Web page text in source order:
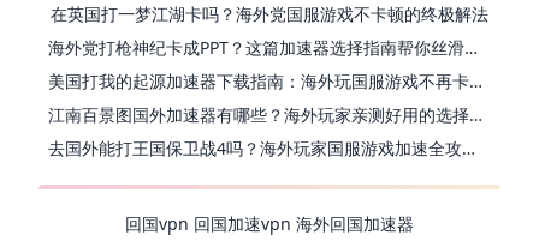
在英国打一梦江湖卡吗？海外党国服游戏不卡顿的终极解法
海外党打枪神纪卡成PPT？这篇加速器选择指南帮你丝滑上分
美国打我的起源加速器下载指南：海外玩国服游戏不再卡的终极方案
江南百景图国外加速器有哪些？海外玩家亲测好用的选择与避坑指南
去国外能打王国保卫战4吗？海外玩家国服游戏加速全攻略（附公主连结幻想江湖实测）
回国vpn 回国加速vpn 海外回国加速器